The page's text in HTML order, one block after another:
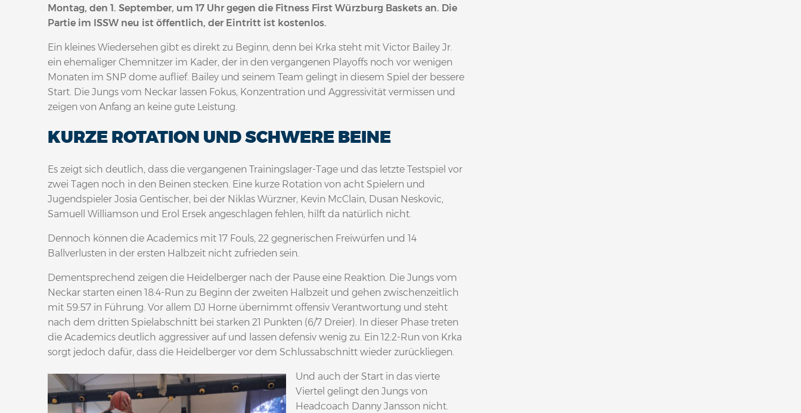
Montag, den 1. September, um 17 Uhr gegen die Fitness First Würzburg Baskets an. Die
Partie im ISSW neu ist öffentlich, der Eintritt ist kostenlos.
Ein kleines Wiedersehen gibt es direkt zu Beginn, denn bei Krka steht mit Victor Bailey Jr.
ein ehemaliger Chemnitzer im Kader, der in den vergangenen Playoffs noch vor wenigen
Monaten im SNP dome auflief. Bailey und seinem Team gelingt in diesem Spiel der bessere
Start. Die Jungs vom Neckar lassen Fokus, Konzentration und Aggressivität vermissen und
zeigen von Anfang an keine gute Leistung.
KURZE ROTATION UND SCHWERE BEINE
Es zeigt sich deutlich, dass die vergangenen Trainingslager-Tage und das letzte Testspiel vor
zwei Tagen noch in den Beinen stecken. Eine kurze Rotation von acht Spielern und
Jugendspieler Josia Gentischer, bei der Niklas Würzner, Kevin McClain, Dusan Neskovic,
Samuell Williamson und Erol Ersek angeschlagen fehlen, hilft da natürlich nicht.
Dennoch können die Academics mit 17 Fouls, 22 gegnerischen Freiwürfen und 14
Ballverlusten in der ersten Halbzeit nicht zufrieden sein.
Dementsprechend zeigen die Heidelberger nach der Pause eine Reaktion. Die Jungs vom
Neckar starten einen 18:4-Run zu Beginn der zweiten Halbzeit und gehen zwischenzeitlich
mit 59:57 in Führung. Vor allem DJ Horne übernimmt offensiv Verantwortung und steht
nach dem dritten Spielabschnitt bei starken 21 Punkten (6/7 Dreier). In dieser Phase treten
die Academics deutlich aggressiver auf und lassen defensiv wenig zu. Ein 12:2-Run von Krka
sorgt jedoch dafür, dass die Heidelberger vor dem Schlussabschnitt wieder zurückliegen.
Und auch der Start in das vierte
Viertel gelingt den Jungs von
Headcoach Danny Jansson nicht.